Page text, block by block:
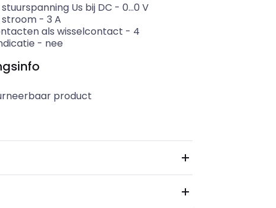
Us bij DC - 0...0 V
stroom- 3 A
als wisselcontact - 4
- nee
product